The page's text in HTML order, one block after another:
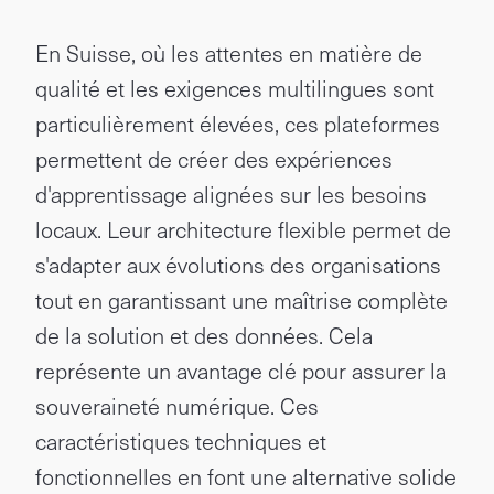
En Suisse, où les attentes en matière de
qualité et les exigences multilingues sont
particulièrement élevées, ces plateformes
permettent de créer des expériences
d'apprentissage alignées sur les besoins
locaux. Leur architecture flexible permet de
s'adapter aux évolutions des organisations
tout en garantissant une maîtrise complète
de la solution et des données. Cela
représente un avantage clé pour assurer la
souveraineté numérique. Ces
caractéristiques techniques et
fonctionnelles en font une alternative solide